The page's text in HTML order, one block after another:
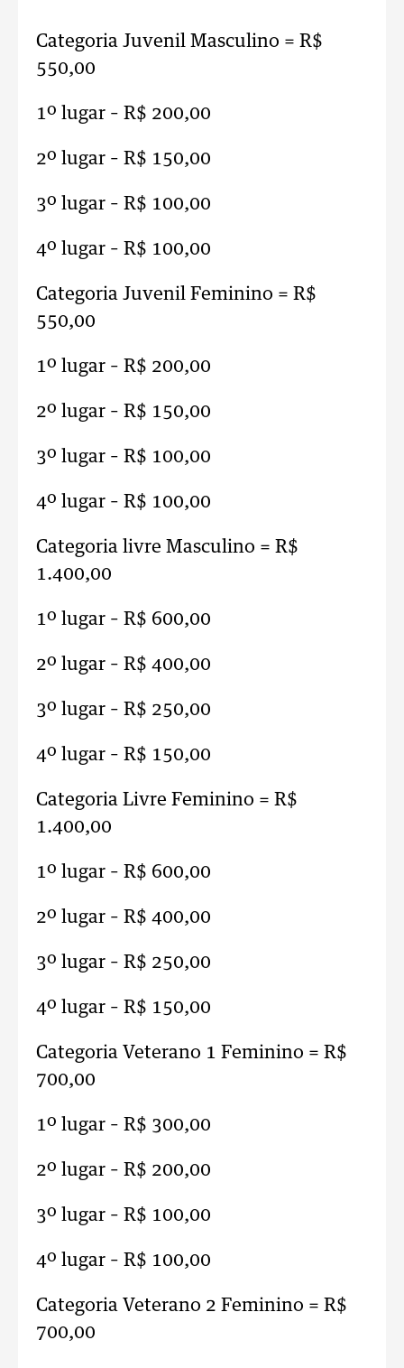
Categoria Juvenil Masculino = R$
550,00
1º lugar – R$ 200,00
2º lugar – R$ 150,00
3º lugar – R$ 100,00
4º lugar – R$ 100,00
Categoria Juvenil Feminino = R$
550,00
1º lugar – R$ 200,00
2º lugar – R$ 150,00
3º lugar – R$ 100,00
4º lugar – R$ 100,00
Categoria livre Masculino = R$
1.400,00
1º lugar – R$ 600,00
2º lugar – R$ 400,00
3º lugar – R$ 250,00
4º lugar – R$ 150,00
Categoria Livre Feminino = R$
1.400,00
1º lugar – R$ 600,00
2º lugar – R$ 400,00
3º lugar – R$ 250,00
4º lugar – R$ 150,00
Categoria Veterano 1 Feminino = R$
700,00
1º lugar – R$ 300,00
2º lugar – R$ 200,00
3º lugar – R$ 100,00
4º lugar – R$ 100,00
Categoria Veterano 2 Feminino = R$
700,00